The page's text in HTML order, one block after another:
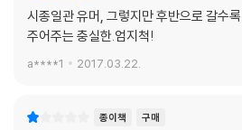
요원으로 활약하는 중국인 포르피리오, 투
원으로서의 임무를 다하는 개성 넘치는 창
려다 실패하자 앙심을 품고 방송을 통해 수
이 작품은 넘치는 유머 속에서도 교묘히 정
시종일관 유머, 그렇지만 후반으로 갈수
주어주는 충실한.엄지척!
a****1 2017.03.22.
종이책 구매